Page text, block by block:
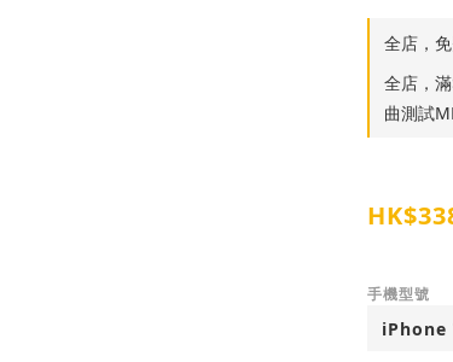
全店，
全店，
曲測試
手機型號